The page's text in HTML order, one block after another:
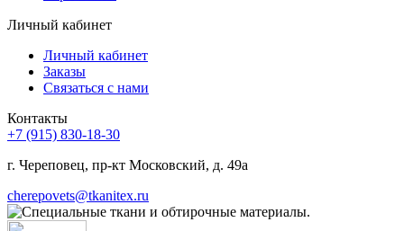
Личный кабинет
Личный кабинет
Заказы
Связаться с нами
Контакты
+7 (915) 830-18-30
г. Череповец, пр-кт Московский, д. 49а
cherepovets@tkanitex.ru